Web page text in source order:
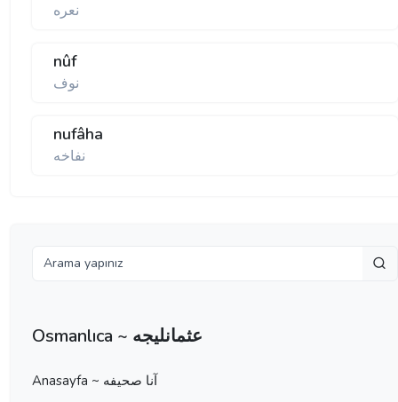
نعره
nûf
نوف
nufâha
نفاخه
Osmanlıca ~ عثمانليجه
Anasayfa ~ آنا صحيفه